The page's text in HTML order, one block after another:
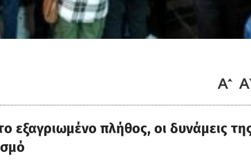
εξαγριωμένο πλήθος, οι δυνάμεις